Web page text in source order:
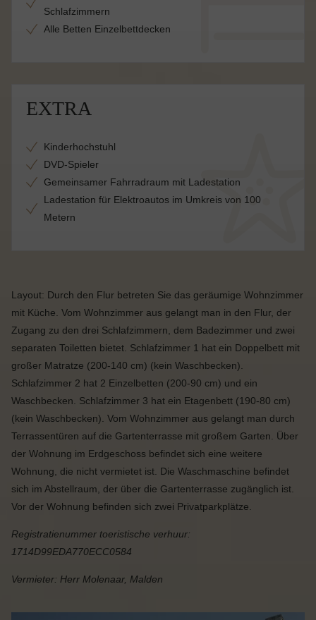
Schlafzimmern
Alle Betten Einzelbettdecken
EXTRA
Kinderhochstuhl
DVD-Spieler
Gemeinsamer Fahrradraum mit Ladestation
Ladestation für Elektroautos im Umkreis von 100
Metern
Layout: Durch den Flur betreten Sie das geräumige Wohnzimmer
mit Küche. Vom Wohnzimmer aus gelangt man in den Flur, der
Zugang zu den drei Schlafzimmern, dem Badezimmer und zwei
separaten Toiletten bietet. Schlafzimmer 1 hat ein Doppelbett mit
großer Matratze (200-140 cm) (kein Waschbecken).
Schlafzimmer 2 hat 2 Einzelbetten (200-90 cm) und ein
Waschbecken. Schlafzimmer 3 hat ein Etagenbett (190-80 cm)
(kein Waschbecken). Vom Wohnzimmer aus gelangt man durch
Terrassentüren auf die Gartenterrasse mit großem Garten. Über
der Wohnung im Erdgeschoss befindet sich eine weitere
Wohnung, die nicht vermietet ist. Die Waschmaschine befindet
sich im Abstellraum, der über die Gartenterrasse zugänglich ist.
Vor der Wohnung befinden sich zwei Privatparkplätze.
Registratienummer toeristische verhuur:
1714D99EDA770ECC0584
Vermieter: Herr Molenaar, Malden